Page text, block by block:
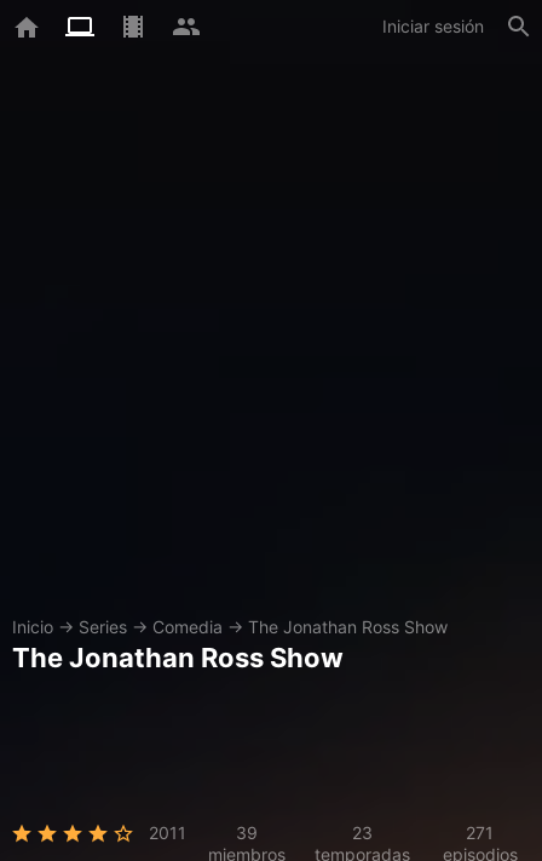
Iniciar sesión
Inicio → Series → Comedia → The Jonathan Ross Show
The Jonathan Ross Show
2011
39
miembros
23
temporadas
271
episodios